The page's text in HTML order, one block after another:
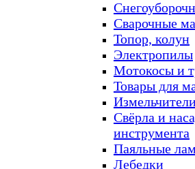
Сварочные
Топор, колун
Электропилы
Мотокосы и
Товары для
Свёрла и
инструмента
Паяльные
Лебедки